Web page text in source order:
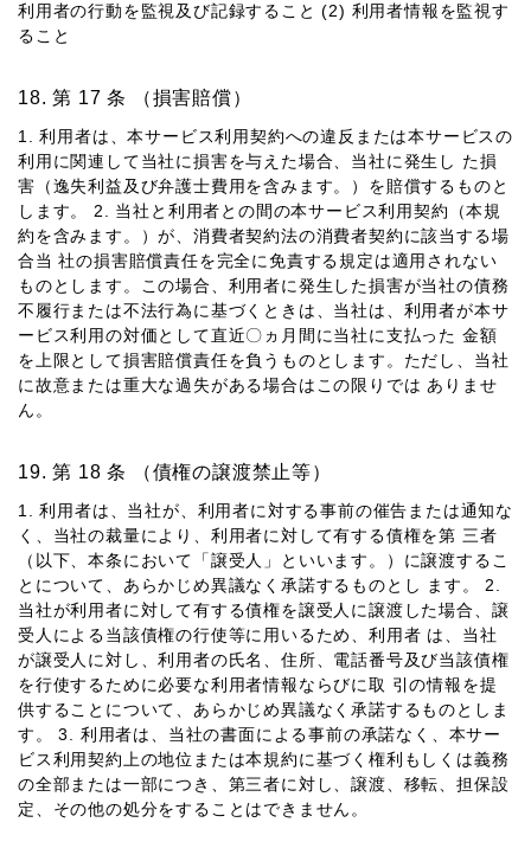
利⽤者の⾏動を監視及び記録すること (2) 利⽤者情報を監視す
ること
第 17 条 （損害賠償）
1. 利⽤者は、本サービス利⽤契約への違反または本サービスの
利⽤に関連して当社に損害を与えた場合、当社に発⽣し た損
害（逸失利益及び弁護⼠費⽤を含みます。）を賠償するものと
します。 2. 当社と利⽤者との間の本サービス利⽤契約（本規
約を含みます。）が、消費者契約法の消費者契約に該当する場
合当 社の損害賠償責任を完全に免責する規定は適⽤されない
ものとします。この場合、利⽤者に発⽣した損害が当社の債務
不履⾏または不法⾏為に基づくときは、当社は、利⽤者が本サ
ービス利⽤の対価として直近〇ヵ⽉間に当社に⽀払った ⾦額
を上限として損害賠償責任を負うものとします。ただし、当社
に故意または重⼤な過失がある場合はこの限りでは ありませ
ん。
第 18 条 （債権の譲渡禁⽌等）
1. 利⽤者は、当社が、利⽤者に対する事前の催告または通知な
く、当社の裁量により、利⽤者に対して有する債権を第 三者
（以下、本条において「譲受⼈」といいます。）に譲渡するこ
とについて、あらかじめ異議なく承諾するものとし ます。 2.
当社が利⽤者に対して有する債権を譲受⼈に譲渡した場合、譲
受⼈による当該債権の⾏使等に⽤いるため、利⽤者 は、当社
が譲受⼈に対し、利⽤者の⽒名、住所、電話番号及び当該債権
を⾏使するために必要な利⽤者情報ならびに取 引の情報を提
供することについて、あらかじめ異議なく承諾するものとしま
す。 3. 利⽤者は、当社の書⾯による事前の承諾なく、本サー
ビス利⽤契約上の地位または本規約に基づく権利もしくは義務
の全部または⼀部につき、第三者に対し、譲渡、移転、担保設
定、その他の処分をすることはできません。